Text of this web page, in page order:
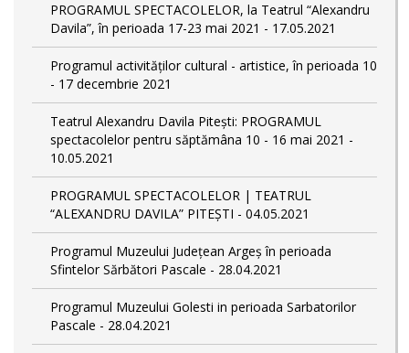
PROGRAMUL SPECTACOLELOR, la Teatrul “Alexandru
Davila”, în perioada 17-23 mai 2021 - 17.05.2021
Programul activităților cultural - artistice, în perioada 10
- 17 decembrie 2021
Teatrul Alexandru Davila Pitești: PROGRAMUL
spectacolelor pentru săptămâna 10 - 16 mai 2021 -
10.05.2021
PROGRAMUL SPECTACOLELOR | TEATRUL
“ALEXANDRU DAVILA” PITEȘTI - 04.05.2021
Programul Muzeului Judeţean Argeș în perioada
Sfintelor Sărbători Pascale - 28.04.2021
Programul Muzeului Golesti in perioada Sarbatorilor
Pascale - 28.04.2021